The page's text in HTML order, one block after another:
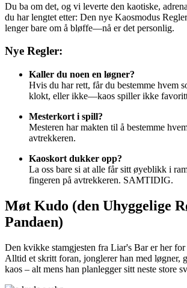
Du ba om det, og vi leverte den kaotiske,
du har lengtet etter: Den nye Kaosmodus
lenger bare om å bløffe—nå er det personlig.
Nye Regler:
Kaller du noen en løgner?
Hvis du har rett, får du bestemme hvem
klokt, eller ikke—kaos spiller ikke
Mesterkort i spill?
Mesteren har makten til å bestemme
avtrekkeren.
Kaoskort dukker opp?
La oss bare si at alle får sitt øyeblikk i
fingeren på avtrekkeren. SAMTIDIG.
Møt Kudo (den Uhyggelige
Pandaen)
Den kvikke stamgjesten fra Liar's Bar er her
Alltid et skritt foran, jonglerer han med løgner,
kaos – alt mens han planlegger sitt neste store